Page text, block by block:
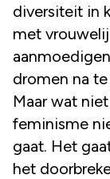
diversiteit in
met
dromen na
Maar wat
feminisme
gaat. Het
het